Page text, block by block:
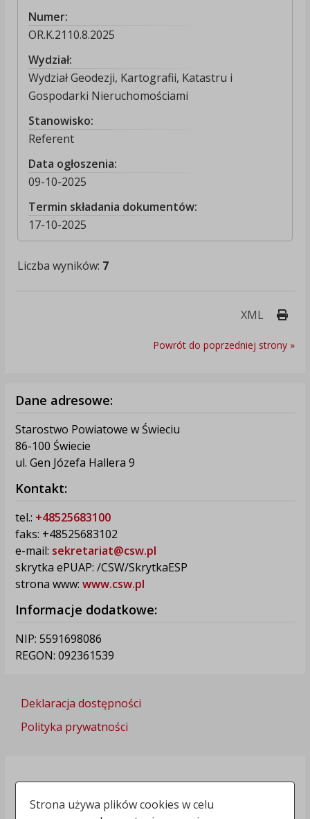
Numer:
OR.K.2110.8.2025
Wydział:
Wydział Geodezji, Kartografii, Katastru i
Gospodarki Nieruchomościami
Stanowisko:
Referent
Data ogłoszenia:
09-10-2025
Termin składania dokumentów:
17-10-2025
Liczba wyników: 7
XML
Powrót do poprzedniej strony »
Dane adresowe:
Starostwo Powiatowe w Świeciu
86-100 Świecie
ul. Gen Józefa Hallera 9
Kontakt:
tel.: +48525683100
faks: +48525683102
e-mail: sekretariat@csw.pl
skrytka ePUAP: /CSW/SkrytkaESP
strona www: www.csw.pl
Informacje dodatkowe:
NIP: 5591698086
REGON: 092361539
Deklaracja dostępności
Polityka prywatności
Strona używa plików cookies w celu